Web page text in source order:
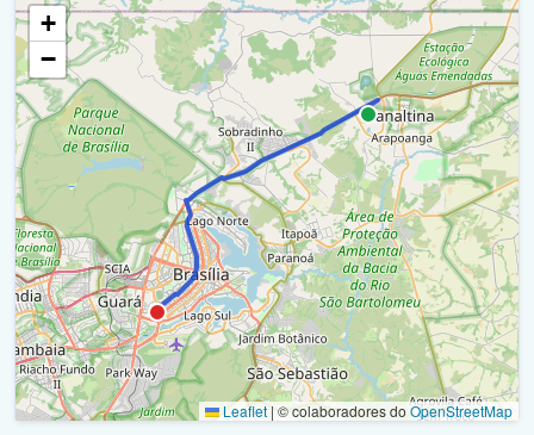
Br-020 / Ra Vi
Condomínio Mestre D'armas / Ra Vi
Br-020 / Ra Vi
Retorno - Br-020 (Condomínio Estância Mestre D'armas
V) / Ra Vi
Br-020 / Ra Vi
Df-335 / Ra Vi
Br-020 / Ra Vi
Br-020 / Ra V
+
−
Leaflet|© colaboradores doOpenStreetMap